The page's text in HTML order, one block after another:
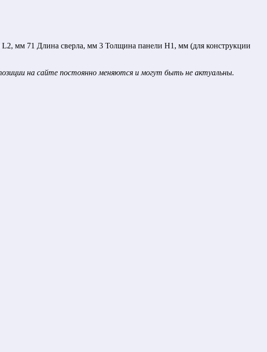
мм 71 Длина сверла, мм 3 Толщина панели H1, мм (для конструкции
на сайте постоянно меняются и могут быть не актуальны.